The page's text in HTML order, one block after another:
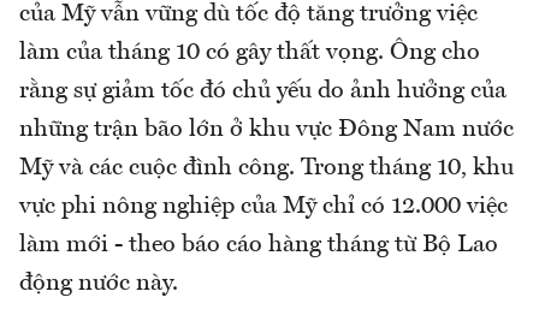
của Mỹ vẫn vững dù tốc độ tăng trưởng việc
làm của tháng 10 có gây thất vọng. Ông cho
rằng sự giảm tốc đó chủ yếu do ảnh hưởng của
những trận bão lớn ở khu vực Đông Nam nước
Mỹ và các cuộc đình công. Trong tháng 10, khu
vực phi nông nghiệp của Mỹ chỉ có 12.000 việc
làm mới - theo báo cáo hàng tháng từ Bộ Lao
động nước này.